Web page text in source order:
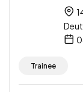
Trainee